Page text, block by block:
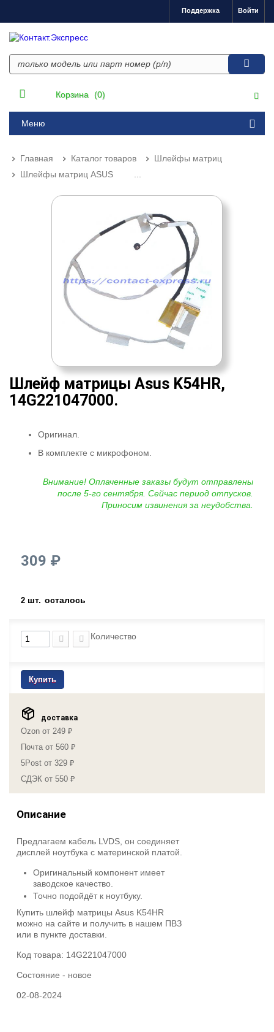
Войти
Поддержка
Корзина (0)
Меню
Главная Каталог товаров
Шлейфы матриц
Шлейфы матриц ASUS
Шлейф матрицы Asus K54HR,
14G221047000.
Оригинал.
В комплекте с микрофоном.
Внимание! Оплаченные заказы будут отправлены
после 5-го сентября. Сейчас период отпусков.
Приносим извинения за неудобства.
309 ₽
2 шт. осталось
Количество
Купить
доставка
Ozon от 249 ₽
Почта от 560 ₽
5Post от 329 ₽
СДЭК от 550 ₽
Описание
Предлагаем кабель LVDS, он соединяет
дисплей ноутбука с материнской платой.
Оригинальный компонент имеет
заводское качество.
Точно подойдёт к ноутбуку.
Купить шлейф матрицы Asus K54HR
можно на сайте и получить в нашем ПВЗ
или в пункте доставки.
Код товара: 14G221047000
Состояние - новое
02-08-2024